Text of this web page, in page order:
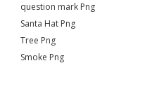
question mark Png
Santa Hat Png
Tree Png
Smoke Png